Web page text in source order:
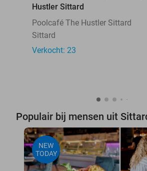
Hustler Sittard
Poolcafé The Hustler Sittard
Sittard
Verkocht: 23
Populair bij mensen uit
NEW
TODAY